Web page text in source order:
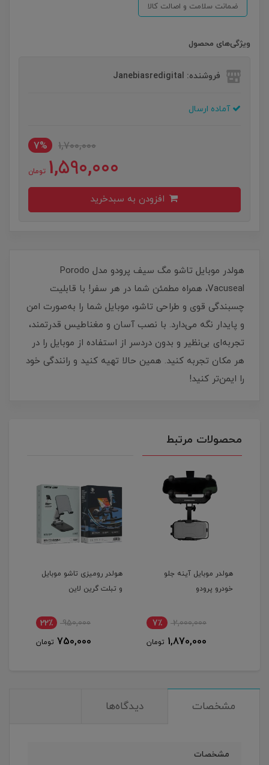
ضمانت سلامت و اصالت کالا
ویژگی‌های محصول
فروشنده: Janebiasredigital
آماده ارسال
1,700,000
7%
1,590,000 تومان
هولدر موبایل تاشو مگ سیف پرودو مدل Porodo
Vacuseal، همراه مطمئن شما در هر سفر! با قابلیت
چسبندگی قوی و طراحی تاشو، موبایل شما را به‌صورت امن
و پایدار نگه‌ می‌دارد. با نصب آسان و مغناطیس قدرتمند،
تجربه‌ای بی‌نظیر و بدون دردسر از استفاده از موبایل را در
هر مکان تجربه کنید. همین حالا تهیه کنید و رانندگی خود
را ایمن‌تر کنید!
محصولات مرتبط
هولدر موبایل آینه جلو
خودرو پرودو
2,000,000 7٪
1,870,000 تومان
هولدر رومیزی تاشو موبایل
و تبلت گرین لاین
950,000 22٪
750,000 تومان
مشخصات دیدگاه‌ها
مشخصات